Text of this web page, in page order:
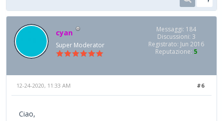
cyan
Super Moderator
Messaggi: 184
Discussioni: 3
Registrato: Jun 2016
Reputazione: 5
#6
12-24-2020, 11:33 AM
Ciao,